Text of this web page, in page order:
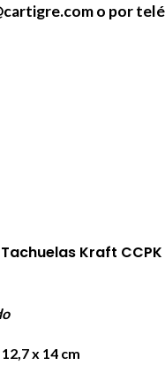
o por
Kraft CCPK
x 14 cm